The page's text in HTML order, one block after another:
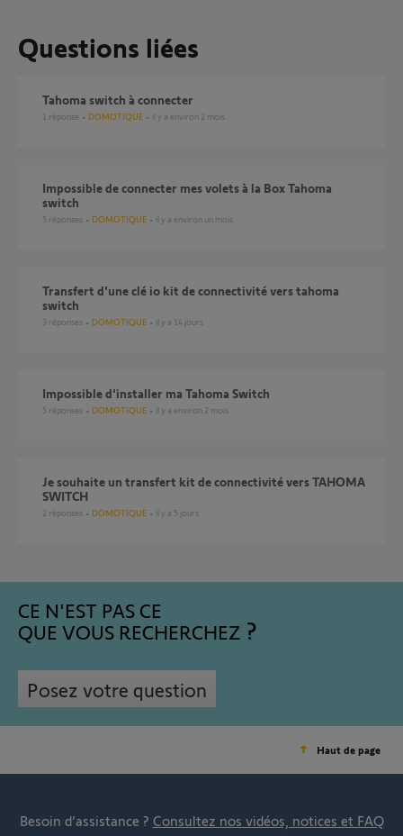
Questions liées
Tahoma switch à connecter
1 réponse DOMOTIQUE il y a environ 2 mois
Impossible de connecter mes volets à la Box Tahoma
switch
5 réponses DOMOTIQUE il y a environ un mois
Transfert d'une clé io kit de connectivité vers tahoma
switch
3 réponses DOMOTIQUE il y a 14 jours
Impossible d'installer ma Tahoma Switch
5 réponses DOMOTIQUE il y a environ 2 mois
je souhaite un transfert kit de connectivité vers TAHOMA
SWITCH
2 réponses DOMOTIQUE il y a 5 jours
CE N'EST PAS CE
QUE VOUS RECHERCHEZ
Posez votre question
Haut de page
Besoin d’assistance ? Consultez nos vidéos, notices et FAQ